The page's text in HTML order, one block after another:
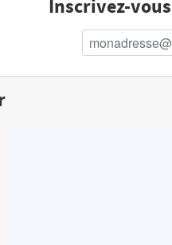
Inscrivez-